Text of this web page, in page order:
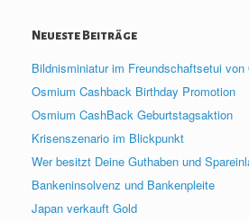
Neueste Beiträge
Bildnisminiatur im Freundschaftsetui von
Osmium Cashback Birthday Promotion
Osmium CashBack Geburtstagsaktion
Krisenszenario im Blickpunkt
Wer besitzt Deine Guthaben und
Bankeninsolvenz und Bankenpleite
Japan verkauft Gold